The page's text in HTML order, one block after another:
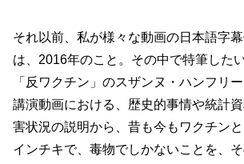
それ以前、私が様々な動画の日本語字
は、2016年のこと。その中で特筆した
「反ワクチン」のスザンヌ・ハンフリ
講演動画における、歴史的事情や統計
害状況の説明から、昔も今もワクチン
インチキで、毒物でしかないことを、